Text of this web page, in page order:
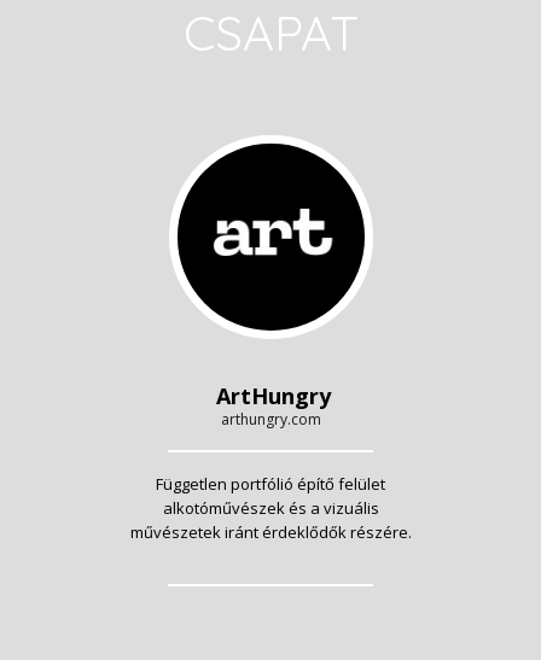
CSAPAT
ArtHungry
arthungry.com
Független portfólió építő felület
alkotóművészek és a vizuális
művészetek iránt érdeklődők részére.